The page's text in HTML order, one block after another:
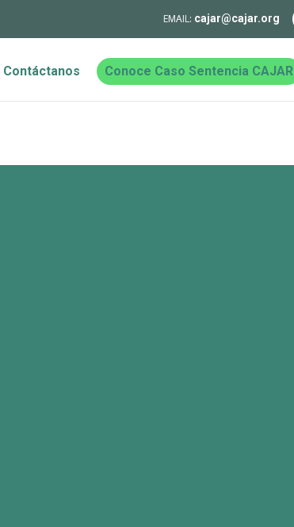
cajar@cajar.org
Contáctanos Conoce Caso Sentencia CAJAR